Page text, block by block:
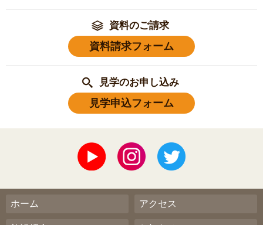
資料のご請求
資料請求フォーム
見学のお申し込み
見学申込フォーム
ホーム アクセス